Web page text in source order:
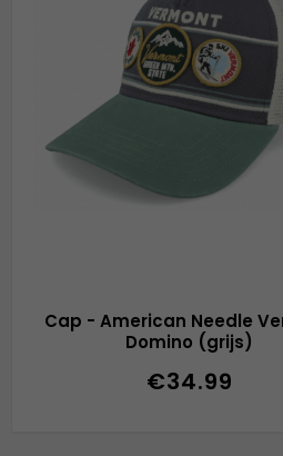
Cap - American Needle
Domino (grijs)
€34.99